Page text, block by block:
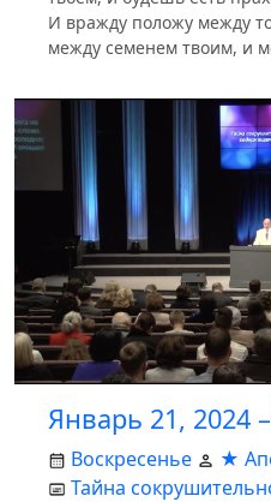
И вражду положу между
между семенем твоим, и
Январь 21, 2024
Воскресенье
★
Тайна